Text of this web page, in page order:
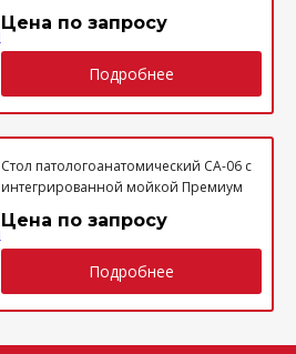
Цена по запросу
Подробнее
Стол патологоанатомический СА-06 с
интегрированной мойкой Премиум
Цена по запросу
Подробнее